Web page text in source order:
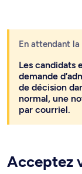
En attendant la
Les candidats
demande
de décision
normal, une
par courriel.
Acceptez